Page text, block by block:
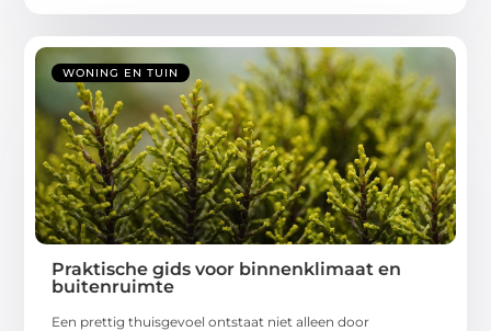
WONING EN TUIN
Praktische gids voor binnenklimaat en
buitenruimte
Een prettig thuisgevoel ontstaat niet alleen door